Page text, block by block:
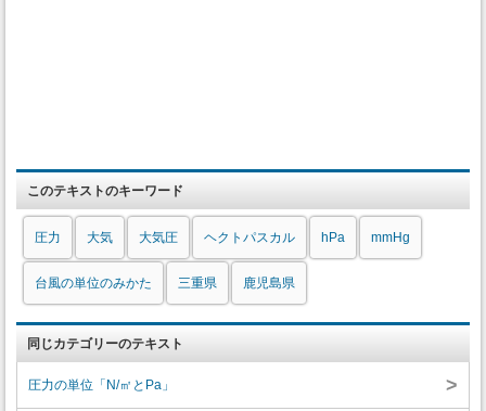
このテキストのキーワード
圧力 大気 大気圧 ヘクトパスカル hPa mmHg
台風の単位のみかた 三重県 鹿児島県
同じカテゴリーのテキスト
圧力の単位「N/㎡とPa」 >